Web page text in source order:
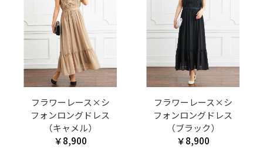
フラワーレース×シ
フォンロングドレス
（キャメル）
￥8,900
フラワーレース×シ
フォンロングドレス
（ブラック）
￥8,900